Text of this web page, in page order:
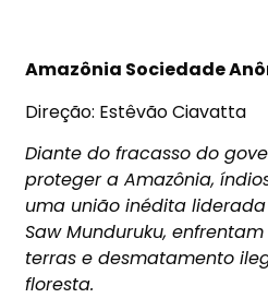
Amazônia Sociedade
Direção: Estêvão Ciavatta
Diante do fracasso do
proteger a Amazônia,
uma união inédita
Saw Munduruku,
terras e desmatamento
floresta.